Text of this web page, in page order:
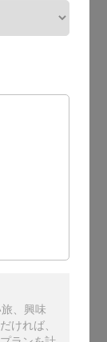
、興味
ければ、